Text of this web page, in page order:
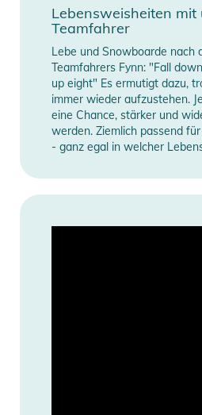
Lebensweisheiten mit
Teamfahrer
Lebe und Snowboarde nach
Teamfahrers Fynn: "Fall
up eight" Es ermutigt dazu,
immer wieder aufzustehen.
eine Chance, stärker und
werden. Ziemlich passend
- ganz egal in welcher